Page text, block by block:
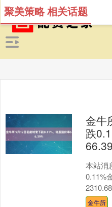
聚美策略 相关话题
金牛
跌
本站消
0.11%
料显示
金牛所